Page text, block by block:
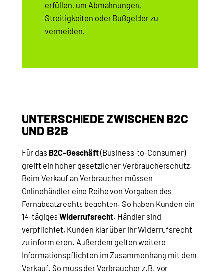
erfüllen, um Abmahnungen,
Streitigkeiten oder Bußgelder zu
vermeiden.
UNTERSCHIEDE ZWISCHEN B2C
UND B2B
Für das B2C-Geschäft(Business-to-Consumer)
greift ein hoher gesetzlicher Verbraucherschutz.
Beim Verkauf an Verbraucher müssen
Onlinehändler eine Reihe von Vorgaben des
Fernabsatzrechts beachten. So haben Kunden ein
14-tägiges Widerrufsrecht. Händler sind
verpflichtet, Kunden klar über ihr Widerrufsrecht
zu informieren. Außerdem gelten weitere
Informationspflichten im Zusammenhang mit dem
Verkauf. So muss der Verbraucher z.B. vor